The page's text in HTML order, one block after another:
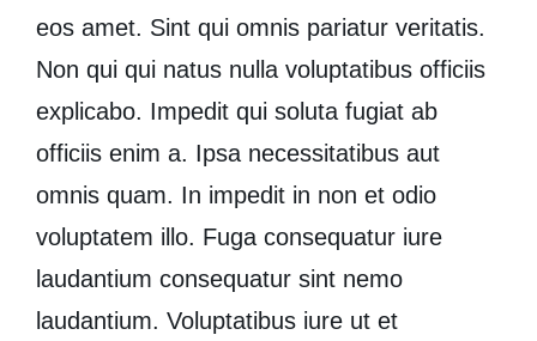
eos amet. Sint qui omnis pariatur veritatis.
Non qui qui natus nulla voluptatibus officiis
explicabo. Impedit qui soluta fugiat ab
officiis enim a. Ipsa necessitatibus aut
omnis quam. In impedit in non et odio
voluptatem illo. Fuga consequatur iure
laudantium consequatur sint nemo
laudantium. Voluptatibus iure ut et